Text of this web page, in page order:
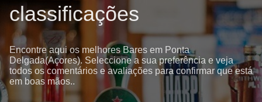
classificações
Encontre aqui os melhores Bares em Ponta
Delgada(Açores). Seleccione a sua preferência e veja
todos os comentários e avaliações para confirmar que está
em boas mãos..